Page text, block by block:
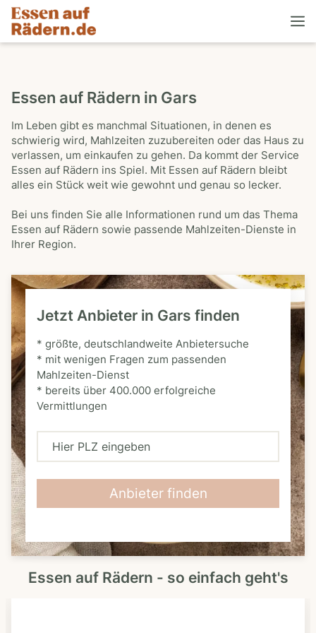
Essen auf Rädern in Gars
Im Leben gibt es manchmal Situationen, in denen es
schwierig wird, Mahlzeiten zuzubereiten oder das Haus zu
verlassen, um einkaufen zu gehen. Da kommt der Service
Essen auf Rädern ins Spiel. Mit Essen auf Rädern bleibt
alles ein Stück weit wie gewohnt und genau so lecker.
Bei uns finden Sie alle Informationen rund um das Thema
Essen auf Rädern sowie passende Mahlzeiten-Dienste in
Ihrer Region.
Jetzt Anbieter in Gars finden
* größte, deutschlandweite Anbietersuche
* mit wenigen Fragen zum passenden
Mahlzeiten-Dienst
* bereits über 400.000 erfolgreiche
Vermittlungen
H
L
Z
Anbieter finden
Essen auf Rädern - so einfach geht's